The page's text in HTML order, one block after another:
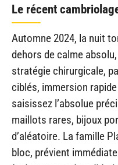
Le récent
Automne 2024, la nuit
dehors de calme
stratégie chirurgicale,
ciblés, immersion
saisissez l’absolue
maillots rares, bijoux
d’aléatoire. La famille
bloc, prévient